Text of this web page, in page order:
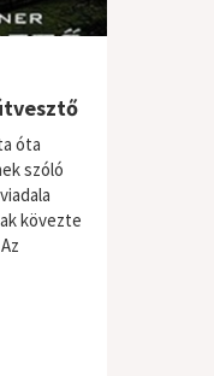
óta
szóló
kövezte